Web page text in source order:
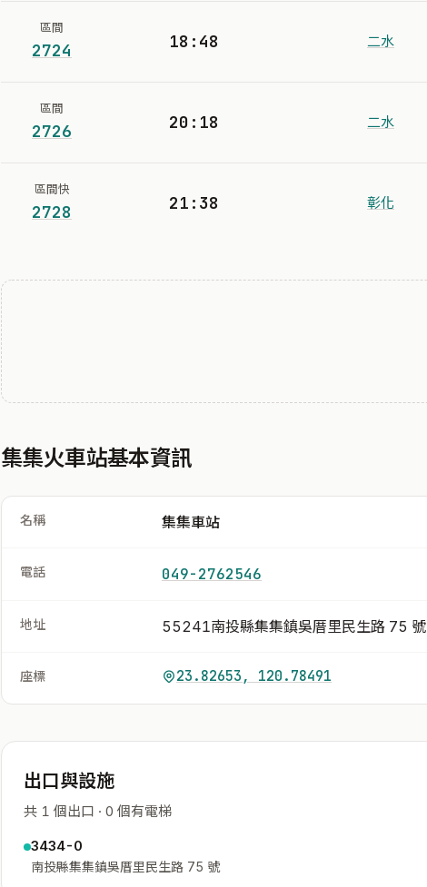
區間
2724 18:48 二水
區間
2726 20:18 二水
區間快
2728 21:38 彰化
集集火車站基本資訊
名稱 集集車站
電話 049-2762546
地址 55241南投縣集集鎮吳厝里民生路 75 號
座標 23.82653, 120.78491
出口與設施
共 1 個出口 · 0 個有電梯
3434-0
南投縣集集鎮吳厝里民生路 75 號